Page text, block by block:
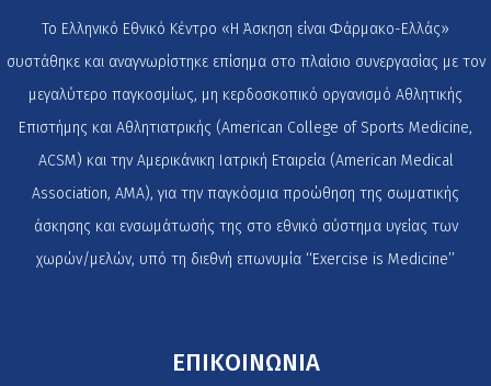
Το Ελληνικό Εθνικό Κέντρο «Η Άσκηση είναι Φάρμακο-Ελλάς»
συστάθηκε και αναγνωρίστηκε επίσημα στο πλαίσιο συνεργασίας με τον
μεγαλύτερο παγκοσμίως, μη κερδοσκοπικό οργανισμό Αθλητικής
Επιστήμης και Αθλητιατρικής (American College of Sports Medicine,
ACSM) και την Αμερικάνικη Ιατρική Εταιρεία (American Medical
Association, AMA), για την παγκόσμια προώθηση της σωματικής
άσκησης και ενσωμάτωσής της στο εθνικό σύστημα υγείας των
χωρών/μελών, υπό τη διεθνή επωνυμία ‘‘Exercise is Medicine’’
ΕΠΙΚΟΙΝΩΝΙΑ